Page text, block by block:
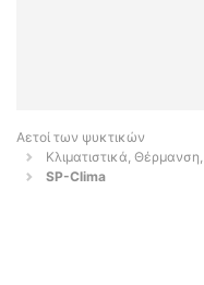
Αετοί των ψυκτικών
Κλιματιστικά,
SP-Clima